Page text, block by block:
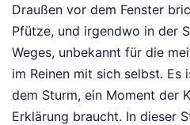
Draußen vor dem Fenster
Pfütze, und irgendwo in der
Weges, unbekannt für die
im Reinen mit sich selbst. Es
dem Sturm, ein Moment der
Erklärung braucht. In dieser